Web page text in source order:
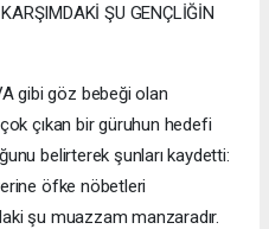
ŞU GENÇLİĞİN
gibi göz bebeği olan
çıkan bir güruhun hedefi
belirterek şunları kaydetti:
öfke nöbetleri
şu muazzam manzaradır.